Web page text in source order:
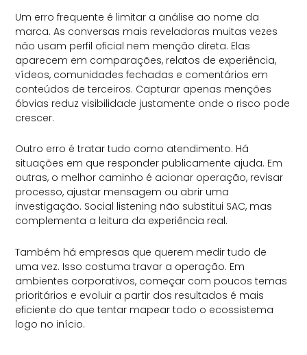
Um erro frequente é limitar a análise ao nome da
marca. As conversas mais reveladoras muitas vezes
não usam perfil oficial nem menção direta. Elas
aparecem em comparações, relatos de experiência,
vídeos, comunidades fechadas e comentários em
conteúdos de terceiros. Capturar apenas menções
óbvias reduz visibilidade justamente onde o risco pode
crescer.
Outro erro é tratar tudo como atendimento. Há
situações em que responder publicamente ajuda. Em
outras, o melhor caminho é acionar operação, revisar
processo, ajustar mensagem ou abrir uma
investigação. Social listening não substitui SAC, mas
complementa a leitura da experiência real.
Também há empresas que querem medir tudo de
uma vez. Isso costuma travar a operação. Em
ambientes corporativos, começar com poucos temas
prioritários e evoluir a partir dos resultados é mais
eficiente do que tentar mapear todo o ecossistema
logo no início.